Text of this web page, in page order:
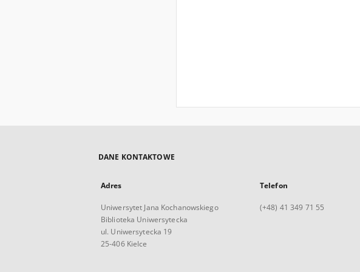
DANE KONTAKTOWE
Adres
Uniwersytet Jana Kochanowskiego
Biblioteka Uniwersytecka
ul. Uniwersytecka 19
25-406 Kielce
Telefon
(+48) 41 349 71 55